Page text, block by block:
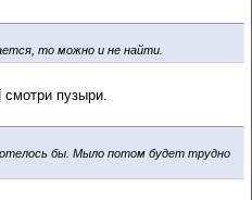
то можно и не найти.
смотри пузыри.
бы. Мыло потом будет трудно